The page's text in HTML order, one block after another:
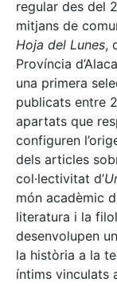
regular des del
mitjans de
Hoja del Lunes,
Província
una primera
publicats entre
apartats que
configuren
dels articles
col·lectivitat d’
món acadèmic
literatura i la
desenvolupen
la història a la
íntims vinculats